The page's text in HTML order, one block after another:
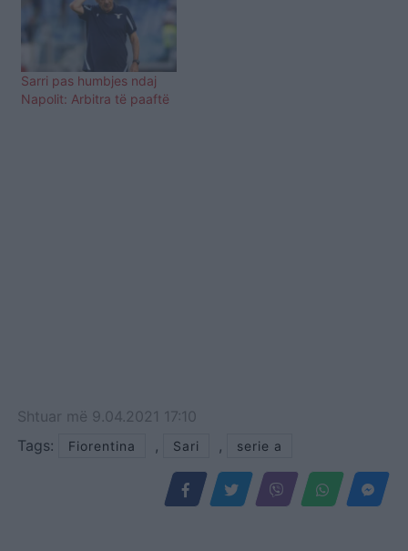
Sarri pas humbjes ndaj
Napolit: Arbitra të paaftë
Shtuar më 9.04.2021 17:10
Tags:
Fiorentina , Sari , serie a